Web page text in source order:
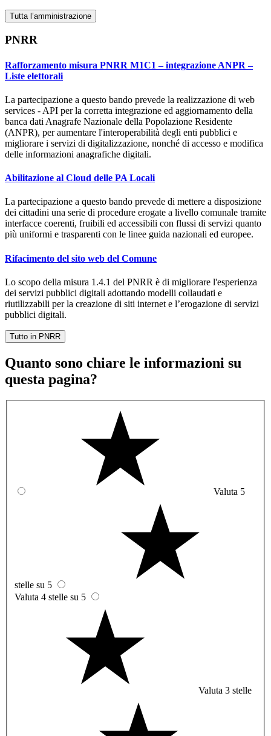
Tutta l’amministrazione
PNRR
Rafforzamento misura PNRR M1C1 – integrazione ANPR –
Liste elettorali
La partecipazione a questo bando prevede la realizzazione di web
services - API per la corretta integrazione ed aggiornamento della
banca dati Anagrafe Nazionale della Popolazione Residente
(ANPR), per aumentare l'interoperabilità degli enti pubblici e
migliorare i servizi di digitalizzazione, nonché di accesso e modifica
delle informazioni anagrafiche digitali.
Abilitazione al Cloud delle PA Locali
La partecipazione a questo bando prevede di mettere a disposizione
dei cittadini una serie di procedure erogate a livello comunale tramite
interfacce coerenti, fruibili ed accessibili con flussi di servizi quanto
più uniformi e trasparenti con le linee guida nazionali ed europee.
Rifacimento del sito web del Comune
Lo scopo della misura 1.4.1 del PNRR è di migliorare l'esperienza
dei servizi pubblici digitali adottando modelli collaudati e
riutilizzabili per la creazione di siti internet e l’erogazione di servizi
pubblici digitali.
Tutto in PNRR
Quanto sono chiare le informazioni su
questa pagina?
Valuta 5
stelle su 5
Valuta 4 stelle su 5
Valuta 3 stelle